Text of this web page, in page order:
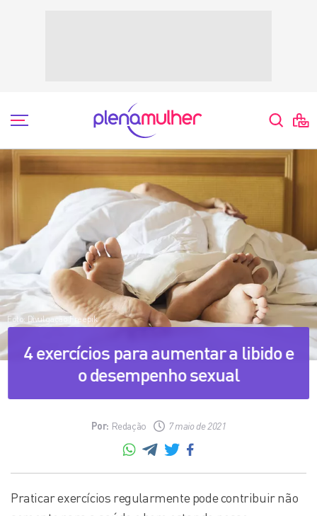
Dicas
Foto: Divulgação Freepik
4 exercícios para aumentar a libido e
o desempenho sexual
Por: Redação 7 maio de 2021
Praticar exercícios regularmente pode contribuir não